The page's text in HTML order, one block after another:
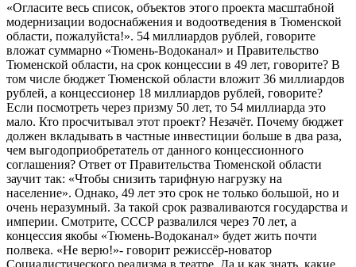
«Огласите весь список, объектов этого проекта масштабной
модернизации водоснабжения и водоотведения в Тюменской
области, пожалуйста!». 54 миллиардов рублей, говорите
вложат суммарно «Тюмень-Водоканал» и Правительство
Тюменской области, на срок концессии в 49 лет, говорите? В
том числе бюджет Тюменской области вложит 36 миллиардов
рублей, а концессионер 18 миллиардов рублей, говорите?
Если посмотреть через призму 50 лет, то 54 миллиарда это
мало. Кто просчитывал этот проект? Незачёт. Почему бюджет
должен вкладывать в частные инвестиции больше в два раза,
чем выгодоприобретатель от данного концессионного
соглашения? Ответ от Правительства Тюменской области
заучит так: «Чтобы снизить тарифную нагрузку на
население». Однако, 49 лет это срок не только большой, но и
очень неразумный. За такой срок разваливаются государства и
империи. Смотрите, СССР развалился через 70 лет, а
концессия якобы «Тюмень-Водоканал» будет жить почти
полвека. «Не верю!»- говорит режиссёр-новатор
Социалистического реализма в театре. Да и как знать, какие